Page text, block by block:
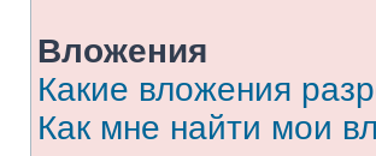
Вложения
Какие вложения
Как мне найти мои